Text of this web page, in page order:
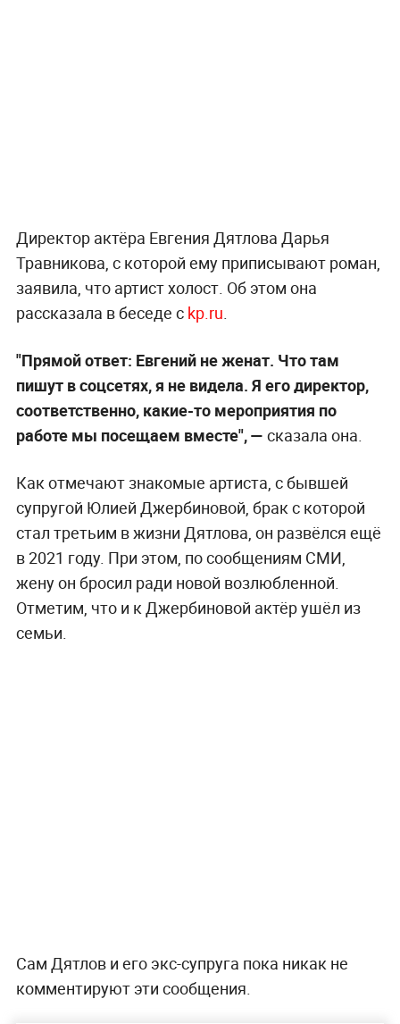
Директор актёра Евгения Дятлова Дарья
Травникова, с которой ему приписывают роман,
заявила, что артист холост. Об этом она
рассказала в беседе с kp.ru
"Прямой ответ: Евгений не женат. Что там
пишут в соцсетях, я не видела. Я его директор,
соответственно, какие-то мероприятия по
работе мы посещаем вместе", — сказала она.
Как отмечают знакомые артиста, с бывшей
супругой Юлией Джербиновой, брак с которой
стал третьим в жизни Дятлова, он развёлся ещё
в 2021 году. При этом, по сообщениям СМИ,
жену он бросил ради новой возлюбленной.
Отметим, что и к Джербиновой актёр ушёл из
семьи.
Сам Дятлов и его экс-супруга пока никак не
комментируют эти сообщения.